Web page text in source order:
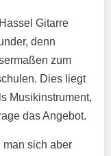
Gitarre
denn
zum
Dies liegt
Musikinstrument,
das Angebot.
sich aber